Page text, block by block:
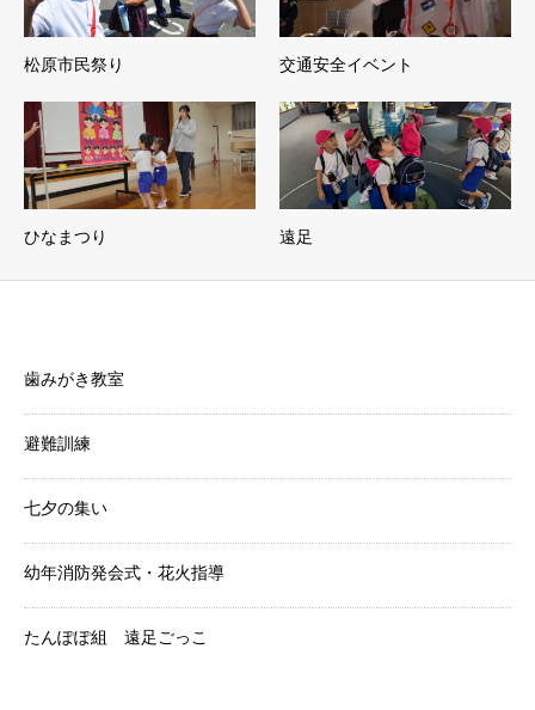
松原市民祭り 交通安全イベント
ひなまつり 遠足
歯みがき教室
避難訓練
七夕の集い
幼年消防発会式・花火指導
たんぽぽ組 遠足ごっこ